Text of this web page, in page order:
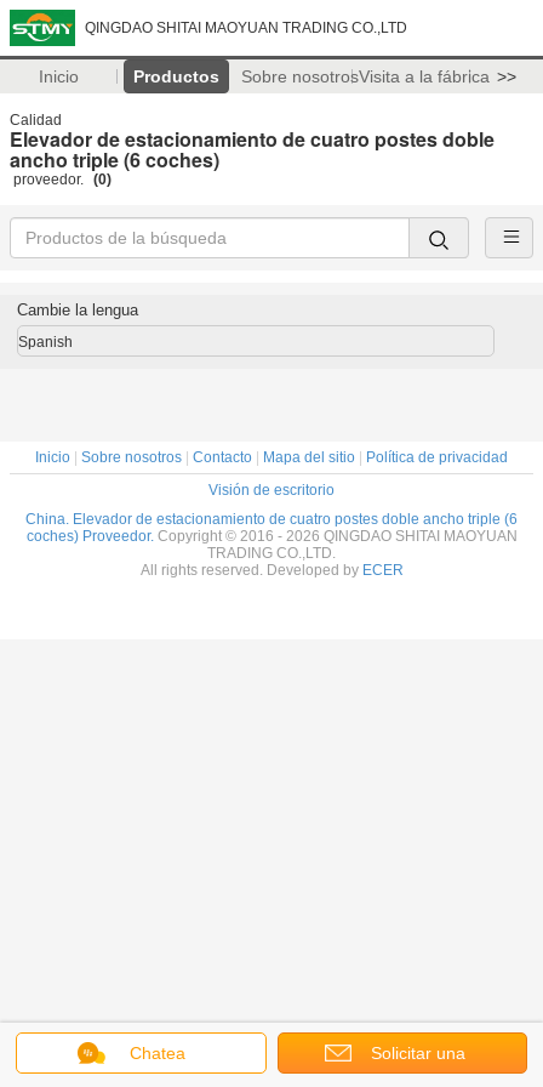
QINGDAO SHITAI MAOYUAN TRADING CO.,LTD
Inicio Productos Sobre nosotrosVisita a la fábrica >>
Calidad
Elevador de estacionamiento de cuatro postes doble
ancho triple (6 coches)
proveedor. (0)
Chatea Solicitar una
Cambie la lengua
Spanish
Inicio Sobre nosotros Contacto Mapa del sitio
Política de privacidad
Visión de escritorio
China. Elevador de estacionamiento de cuatro postes doble ancho triple (6
coches) Proveedor. Copyright © 2016 - 2026 QINGDAO SHITAI MAOYUAN
TRADING CO.,LTD.
All rights reserved. Developed by ECER